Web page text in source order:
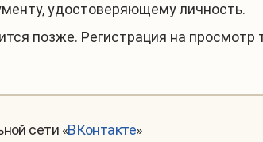
удостоверяющему личность.
позже. Регистрация на просмотр
сети «ВКонтакте»